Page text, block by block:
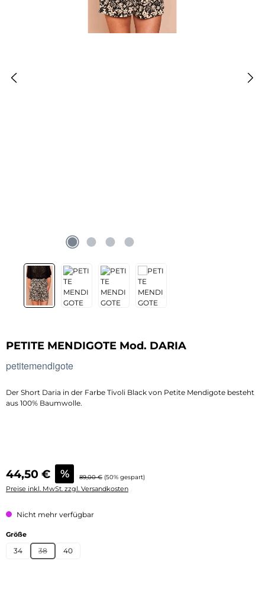
PETITE MENDIGOTE Mod. DARIA
petitemendigote
Der Short Daria in der Farbe Tivoli Black von Petite Mendigote besteht
aus 100% Baumwolle.
Verkaufspreis:
44,50 € % Regulärer Preis:
89,00 € (50% gespart)
Preise inkl. MwSt. zzgl. Versandkosten
Nicht mehr verfügbar
Größeauswählen
34 38
(Diese Option ist zurzeit nicht verfügbar.)
40